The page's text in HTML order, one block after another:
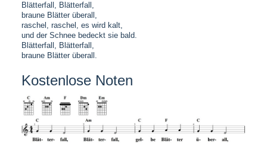
Blätterfall, Blätterfall,
braune Blätter überall,
raschel, raschel, es wird kalt,
und der Schnee bedeckt sie bald.
Blätterfall, Blätterfall,
braune Blätter überall.
Kostenlose Noten